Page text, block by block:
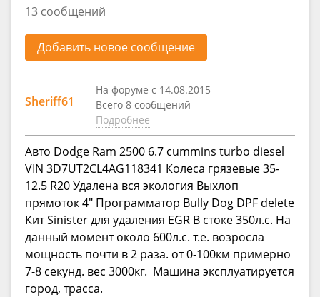
13 сообщений
Добавить новое сообщение
Sheriff61
На форуме с 14.08.2015
Всего 8 сообщений
Подробнее
Авто Dodge Ram 2500 6.7 cummins turbo diesel
VIN 3D7UT2CL4AG118341 Колеса грязевые 35-
12.5 R20 Удалена вся экология Выхлоп
прямоток 4" Программатор Bully Dog DPF delete
Кит Sinister для удаления EGR В стоке 350л.с. На
данный момент около 600л.с. т.е. возросла
мощность почти в 2 раза. от 0-100км примерно
7-8 секунд. вес 3000кг. Машина эксплуатируется
город, трасса.